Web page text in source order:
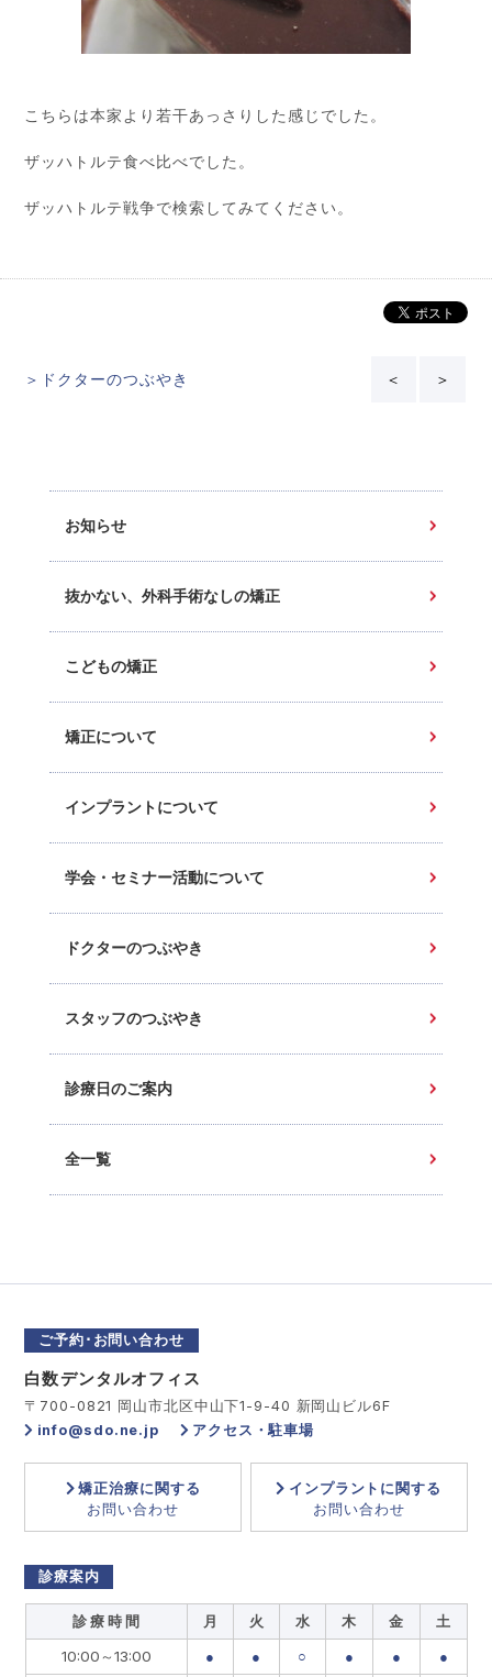
こちらは本家より若干あっさりした感じでした。
ザッハトルテ食べ比べでした。
ザッハトルテ戦争で検索してみてください。
＞ドクターのつぶやき ＜ ＞
お知らせ
抜かない、外科手術なしの矯正
こどもの矯正
矯正について
インプラントについて
学会・セミナー活動について
ドクターのつぶやき
スタッフのつぶやき
診療日のご案内
全一覧
ご予約･お問い合わせ
白数デンタルオフィス
〒700-0821 岡山市北区中山下1-9-40 新岡山ビル6F
info@sdo.ne.jp
アクセス・駐車場
矯正治療に関する
お問い合わせ
インプラントに関する
お問い合わせ
診療案内
診 療 時 間 月 火 水 木 金
土
10:00～13:00
● ● ○ ● ● ●